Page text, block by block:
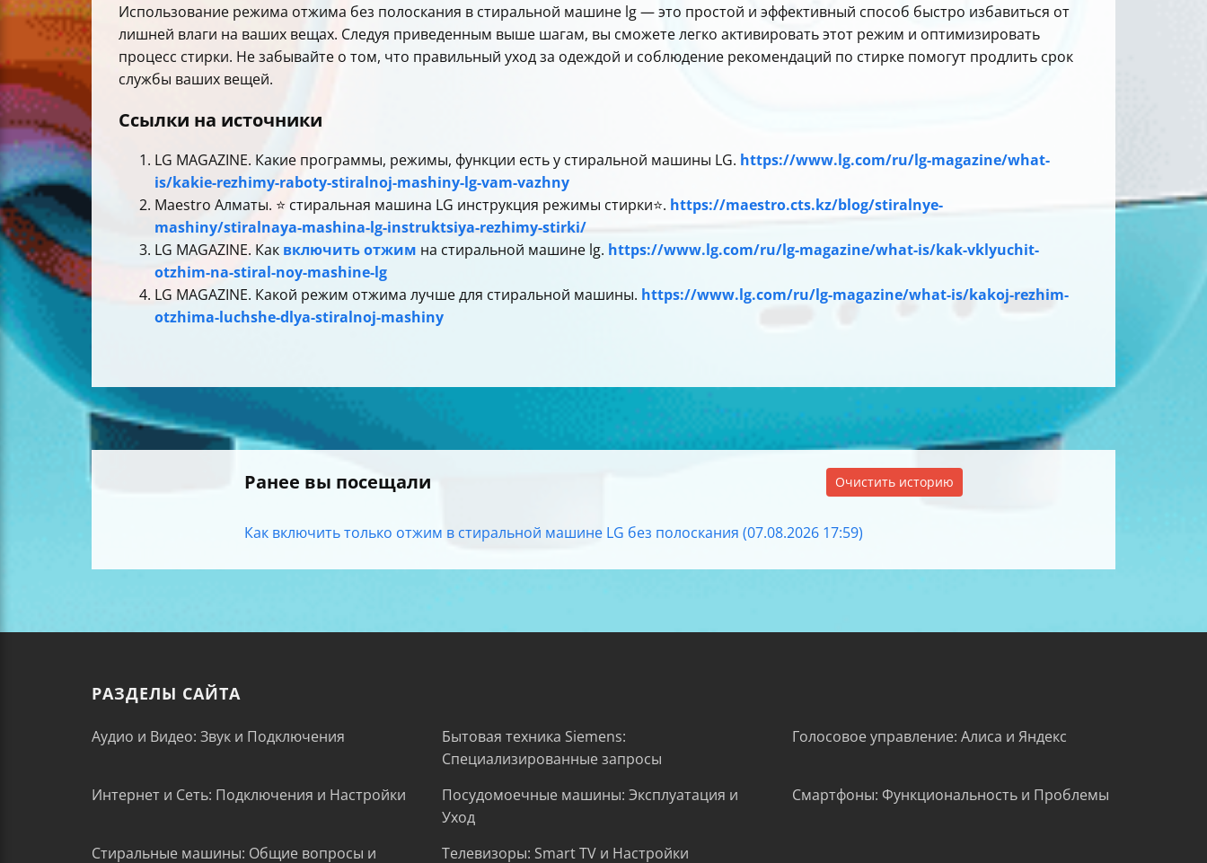
Использование режима отжима без полоскания в стиральной машине lg — это простой и эффективный способ быстро избавиться от
лишней влаги на ваших вещах. Следуя приведенным выше шагам, вы сможете легко активировать этот режим и оптимизировать
процесс стирки. Не забывайте о том, что правильный уход за одеждой и соблюдение рекомендаций по стирке помогут продлить срок
службы ваших вещей.
Ссылки на источники
LG MAGAZINE. Какие программы, режимы, функции есть у стиральной машины LG. https://www.lg.com/ru/lg-magazine/what-
is/kakie-rezhimy-raboty-stiralnoj-mashiny-lg-vam-vazhny
Maestro Алматы. ⭐️ стиральная машина LG инструкция режимы стирки⭐️. https://maestro.cts.kz/blog/stiralnye-
mashiny/stiralnaya-mashina-lg-instruktsiya-rezhimy-stirki/
LG MAGAZINE. Как включить отжим на стиральной машине lg. https://www.lg.com/ru/lg-magazine/what-is/kak-vklyuchit-
otzhim-na-stiral-noy-mashine-lg
LG MAGAZINE. Какой режим отжима лучше для стиральной машины. https://www.lg.com/ru/lg-magazine/what-is/kakoj-rezhim-
otzhima-luchshe-dlya-stiralnoj-mashiny
Ранее вы посещали Очистить историю
Как включить только отжим в стиральной машине LG без полоскания (07.08.2026 17:59)
РАЗДЕЛЫ САЙТА
Аудио и Видео: Звук и Подключения
Бытовая техника Siemens:
Специализированные запросы
Голосовое управление: Алиса и Яндекс
Интернет и Сеть: Подключения и Настройки
Посудомоечные машины: Эксплуатация и
Уход
Смартфоны: Функциональность и Проблемы
Стиральные машины: Общие вопросы и Телевизоры: Smart TV и Настройки